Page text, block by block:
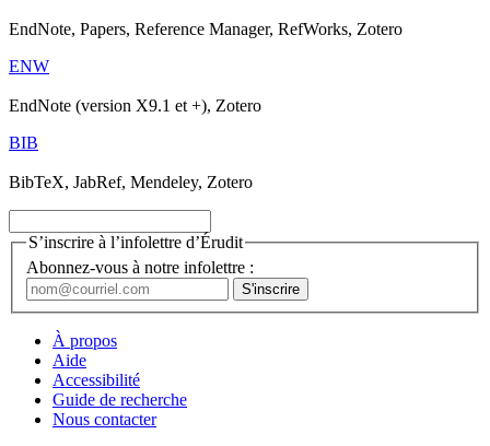
EndNote, Papers, Reference Manager, RefWorks, Zotero
ENW
EndNote (version X9.1 et +), Zotero
BIB
BibTeX, JabRef, Mendeley, Zotero
S’inscrire à l’infolettre d’Érudit
Abonnez-vous à notre infolettre :
À propos
Aide
Accessibilité
Guide de recherche
Nous contacter